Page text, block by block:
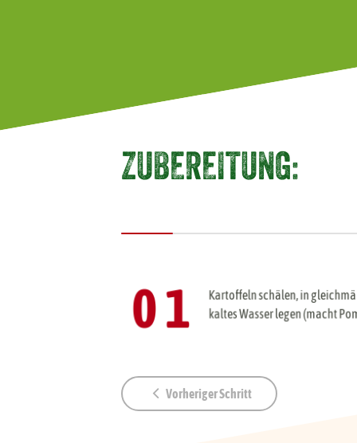
ZUBEREITUNG:
0 1
Kartoffeln schälen, in
kaltes Wasser legen (macht
Vorheriger Schritt